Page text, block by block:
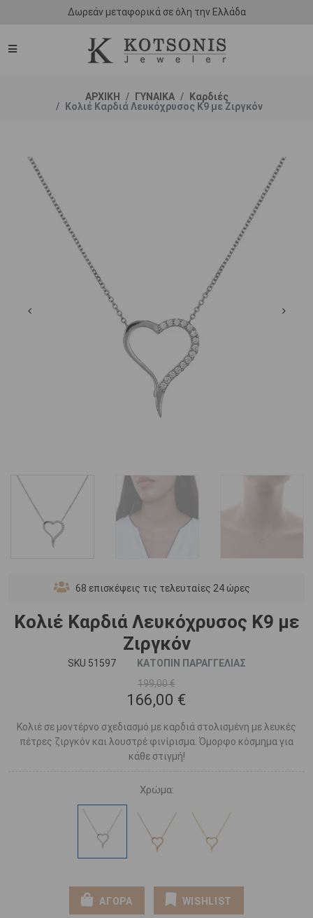
Δωρεάν μεταφορικά σε όλη την Ελλάδα
ΑΡΧΙΚΗ ΓΥΝΑΙΚΑ
Καρδιές
Κολιέ Καρδιά Λευκόχρυσος Κ9 με Ζιργκόν
68 επισκέψεις τις τελευταίες 24 ώρες
Κολιέ Καρδιά Λευκόχρυσος Κ9 με
Ζιργκόν
SKU 51597
ΚΑΤΟΠΙΝ ΠΑΡΑΓΓΕΛΙΑΣ
199,00 €
166,00 €
Κολιέ σε μοντέρνο σχεδιασμό με καρδιά στολισμένη με λευκές
πέτρες ζιργκόν και λουστρέ φινίρισμα. Όμορφο κόσμημα για
κάθε στιγμή!
Χρώμα:
ΑΓΟΡΑ WISHLIST